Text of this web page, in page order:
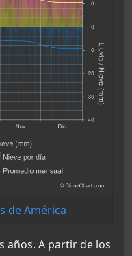
de América
años. A partir de los